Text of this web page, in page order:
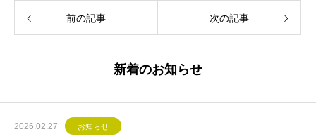
前の記事 次の記事
新着のお知らせ
2026.02.27 お知らせ